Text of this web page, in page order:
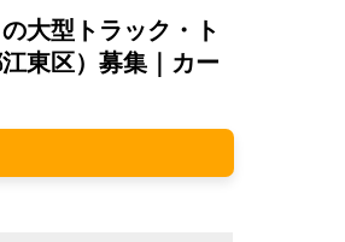
大型トラック・ト
東区）募集｜カー